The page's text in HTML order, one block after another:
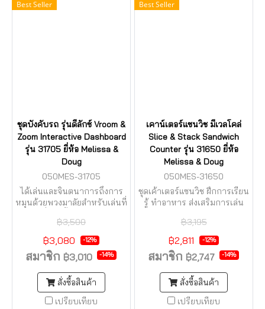
Best Seller
ชุดบังคับรถ รุ่นดีลักซ์ Vroom &
Zoom Interactive Dashboard
รุ่น 31705 ยี่ห้อ Melissa &
Doug
050MES-31705
ได้เล่นและจินตนาการถึงการ
หมุนด้วยพวงมาลัยสำหรับเล่นที่
ไม้ที่แข็งแรง
฿3,500
฿3,080 -12%
สมาชิก ฿3,010 -14%
สั่งซื้อสินค้า
เปรียบเทียบ
Best Seller
เคาน์เตอร์แซนวิช มีเวลโคล่
Slice & Stack Sandwich
Counter รุ่น 31650 ยี่ห้อ
Melissa & Doug
050MES-31650
ชุดเค้าเตอร์แซนวิช ฝึกการเรียน
รู้ ทำอาหาร ส่งเสริมการเล่น
฿3,195
฿2,811 -12%
สมาชิก ฿2,747 -14%
สั่งซื้อสินค้า
เปรียบเทียบ